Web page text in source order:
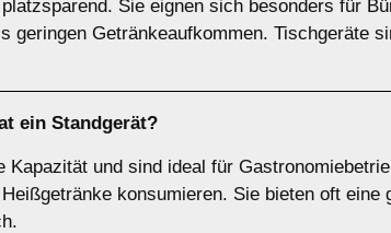
Sie eignen sich besonders für
geringen Getränkeaufkommen. Tischgeräte
ein Standgerät?
Kapazität und sind ideal für
konsumieren. Sie bieten oft